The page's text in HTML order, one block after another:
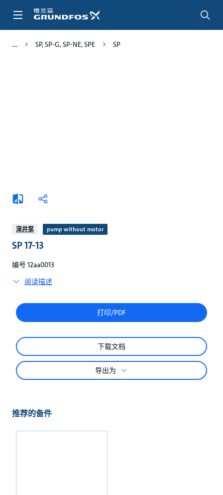
SP, SP-G, SP-NE, SPE SP
添
加
较
分
深井泵 pump without motor
SP 17-13
编号 12aa0013
阅读描述
打印/PDF
下载文档
导出为
推荐的备件